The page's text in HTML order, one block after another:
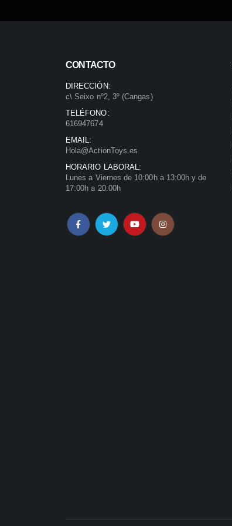
CONTACTO
DIRECCIÓN:
c\ Seixo nº2, 3º (Cangas)
TELÉFONO:
616947674
EMAIL:
Hola@ActionToys.es
HORARIO LABORAL:
Lunes a Viernes de 10:00h a 13:00h y de
17:00h a 20:00h